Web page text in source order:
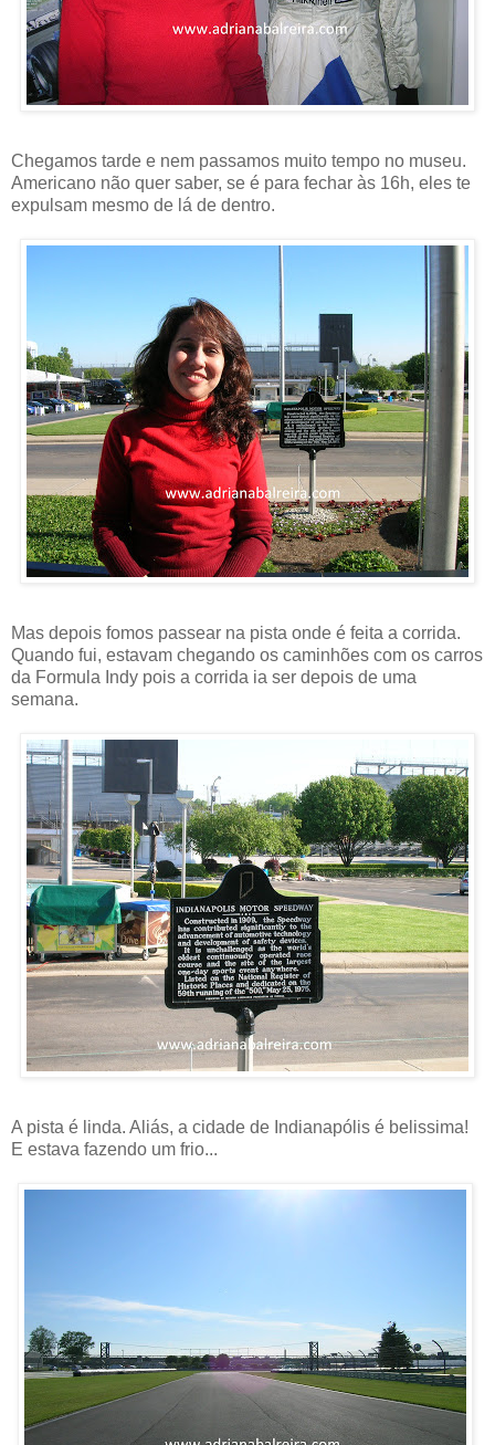
Chegamos tarde e nem passamos muito tempo no museu.
Americano não quer saber, se é para fechar às 16h, eles te
expulsam mesmo de lá de dentro.
Mas depois fomos passear na pista onde é feita a corrida.
Quando fui, estavam chegando os caminhões com os carros
da Formula Indy pois a corrida ia ser depois de uma
semana.
A pista é linda. Aliás, a cidade de Indianapólis é belissima!
E estava fazendo um frio...